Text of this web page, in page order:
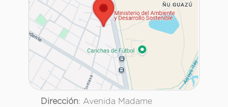
Dirección: Avenida Madame